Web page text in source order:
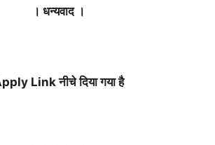
। धन्यवाद ।
Link नीचे दिया गया है